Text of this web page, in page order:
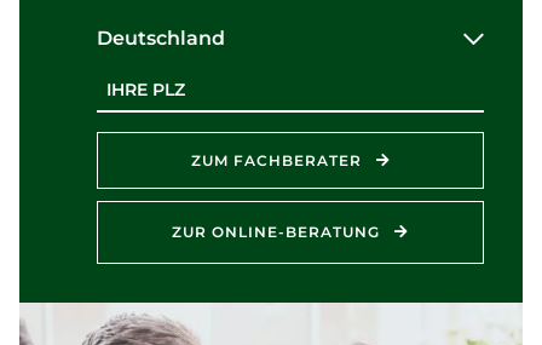
Deutschland
Postleitzahl
ZUM FACHBERATER
ZUR ONLINE-BERATUNG